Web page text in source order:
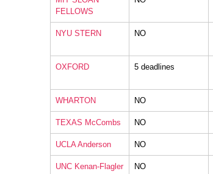
FELLOWS
NYU STERN NO
OXFORD 5 deadlines
WHARTON NO
TEXAS McCombs NO
UCLA Anderson NO
UNC Kenan-Flagler NO